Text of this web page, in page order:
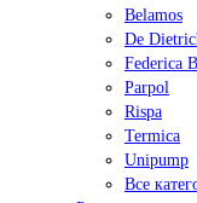
Belamos
De
Federica
Parpol
Rispa
Termica
Unipump
Все